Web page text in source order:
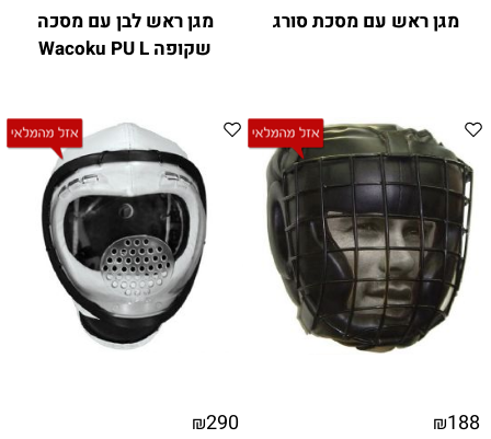
מגן ראש עם מסכת סורג
₪188
מגן ראש לבן עם מסכה
שקופה Wacoku PU L
₪290